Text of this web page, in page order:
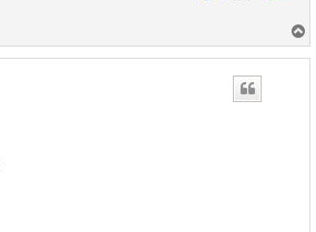
a